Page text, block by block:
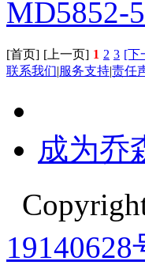
MD5852-
[首页] [上一页] 1 2 3 [下
联系我们|服务支持|责任
成为乔
19140628